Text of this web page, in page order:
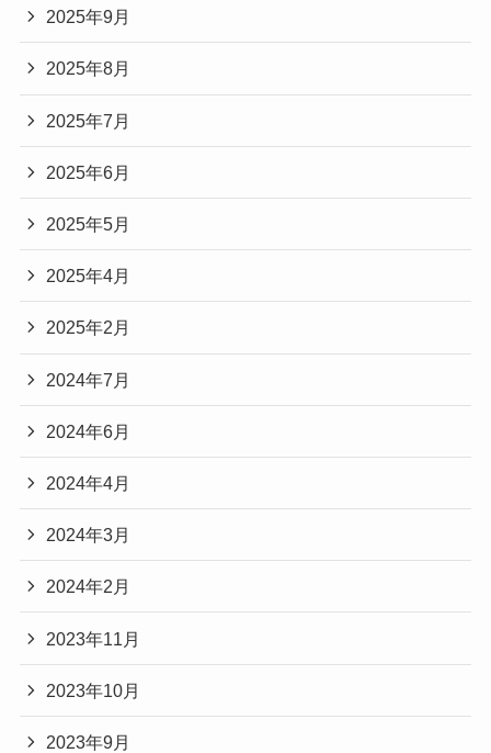
2025年9月
2025年8月
2025年7月
2025年6月
2025年5月
2025年4月
2025年2月
2024年7月
2024年6月
2024年4月
2024年3月
2024年2月
2023年11月
2023年10月
2023年9月